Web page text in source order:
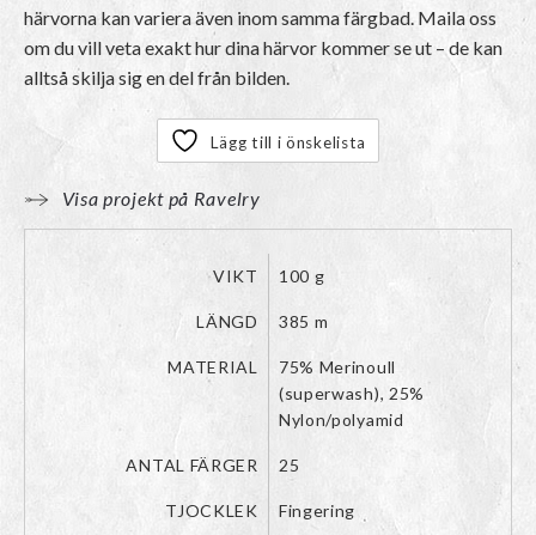
härvorna kan variera även inom samma färgbad. Maila oss
om du vill veta exakt hur dina härvor kommer se ut – de kan
alltså skilja sig en del från bilden.
Lägg till i önskelista
Visa projekt på Ravelry
VIKT 100 g
LÄNGD 385 m
MATERIAL
75% Merinoull
(superwash), 25%
Nylon/polyamid
ANTAL FÄRGER 25
TJOCKLEK Fingering